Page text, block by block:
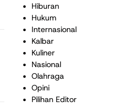
Hiburan
Hukum
Internasional
Kalbar
Kuliner
Nasional
Olahraga
Opini
Pilihan Editor